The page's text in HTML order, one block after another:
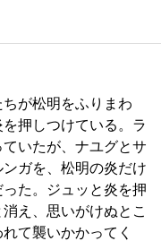
が松明をふりまわ
押しつけている。ラ
いたが、ナユグとサ
ガを、松明の炎だけ
た。ジュッと炎を押
え、思いがけぬとこ
て襲いかかってく